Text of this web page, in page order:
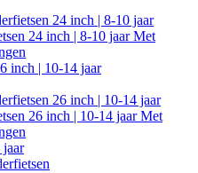
24 inch | 8-10 jaar
24 inch | 8-10 jaar Met
inch | 10-14 jaar
26 inch | 10-14 jaar
26 inch | 10-14 jaar Met
jaar